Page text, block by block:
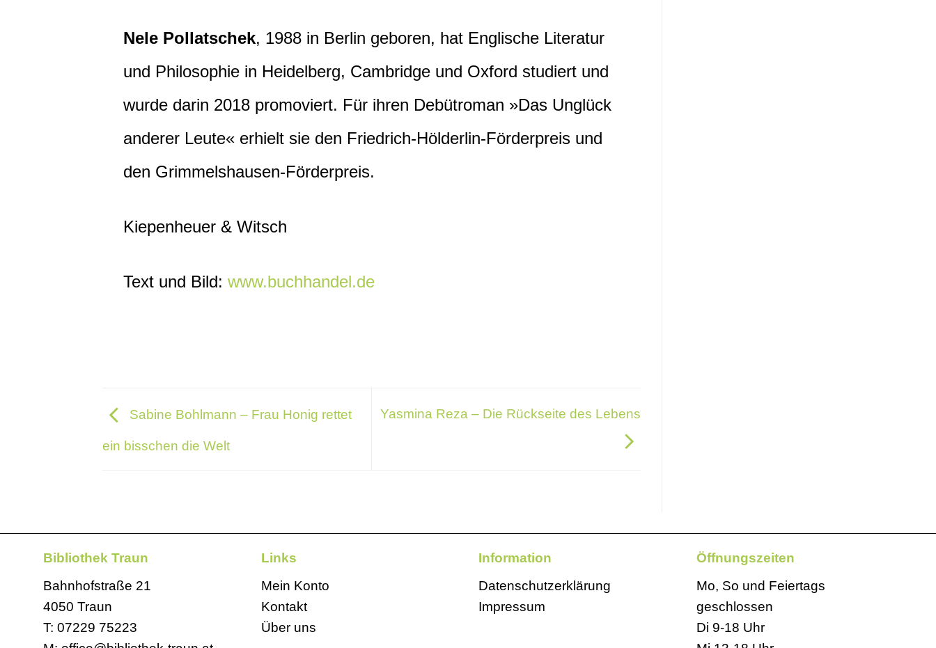
Nele Pollatschek, 1988 in Berlin geboren, hat Englische Literatur
und Philosophie in Heidelberg, Cambridge und Oxford studiert und
wurde darin 2018 promoviert. Für ihren Debütroman »Das Unglück
anderer Leute« erhielt sie den Friedrich-Hölderlin-Förderpreis und
den Grimmelshausen-Förderpreis.
Kiepenheuer & Witsch
Text und Bild: www.buchhandel.de
Sabine Bohlmann – Frau Honig rettet
ein bisschen die Welt
Yasmina Reza – Die Rückseite des Lebens
Bibliothek Traun
Bahnhofstraße 21
4050 Traun
T: 07229 75223
Links
Mein Konto
Kontakt
Über uns
Information
Datenschutzerklärung
Impressum
Öffnungszeiten
Mo, So und Feiertags
geschlossen
Di 9-18 Uhr